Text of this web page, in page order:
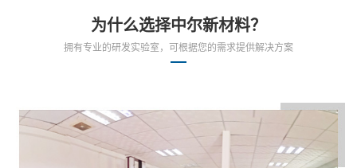
为什么选择中尔新材料？
拥有专业的研发实验室，可根据您的需求提供解决方案